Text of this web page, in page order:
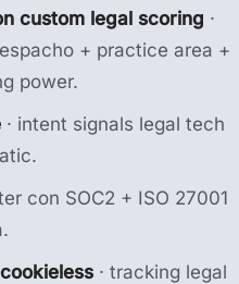
custom legal scoring ·
+ practice area +
power.
· intent signals legal tech
con SOC2 + ISO 27001
· tracking legal